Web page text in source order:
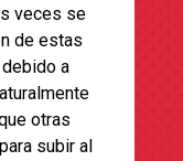
veces se
de estas
a
otras
subir al